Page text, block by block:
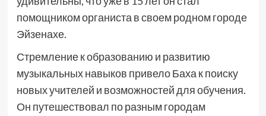
помощником органиста в своем родном городе
Эйзенахе.
Стремление к образованию и развитию
музыкальных навыков привело Баха к поиску
новых учителей и возможностей для обучения.
Он путешествовал по разным городам